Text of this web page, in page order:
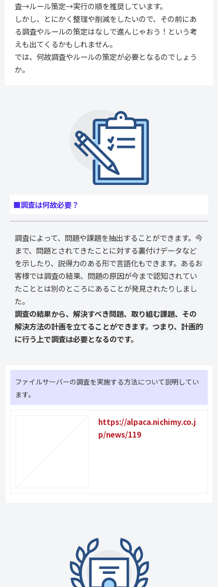
査→ルール策定→実行の順を推奨しています。
しかし、とにかく整理や削減をしたいので、その前にあ
る調査やルールの策定はなしで進んじゃおう！という考
えも出てくるかもしれません。
では、何故調査やルールの策定が必要となるのでしょう
か。
■調査は何故必要？
調査によって、問題や課題を抽出することができます。今
まで、問題とされてきたことに対する裏付けデータなど
を示したり、説得力のある形で言語化もできます。あるお
客様では調査の結果、問題の原因が今まで認知されてい
たこととは別のところにあることが発見されたりしまし
た。
調査の結果から、解決すべき問題、取り組む課題、その
解決方法の計画を立てることができます。つまり、計画的
に行う上で調査は必要となるのです。
ファイルサーバーの調査を実施する方法について説明してい
ます。
https://alpaca.nichimy.co.j
p/news/119